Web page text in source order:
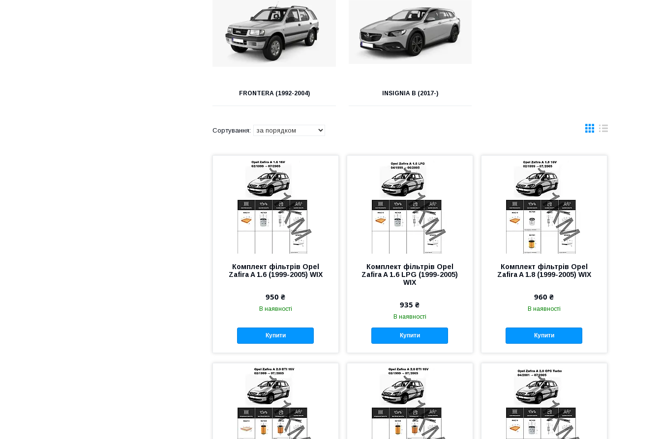
FRONTERA (1992-2004) INSIGNIA B (2017-)
Комплект фільтрів Opel
Zafira A 1.6 (1999-2005) WIX
950 ₴
В наявності
Купити
Комплект фільтрів Opel
Zafira A 1.6 LPG (1999-2005)
WIX
935 ₴
В наявності
Купити
Комплект фільтрів Opel
Zafira A 1.8 (1999-2005) WIX
960 ₴
В наявності
Купити